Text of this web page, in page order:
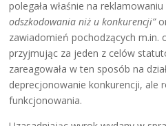
polegała właśnie na
odszkodowania niż u konkurencji”
zawiadomień pochodzących m.in.
przyjmując za jeden z celów
zareagowała w ten sposób na
deprecjonowanie konkurencji, ale
funkcjonowania.